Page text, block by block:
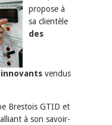
propose à
sa clientèle
des
vendus
Brestois GTID et
à son savoir-